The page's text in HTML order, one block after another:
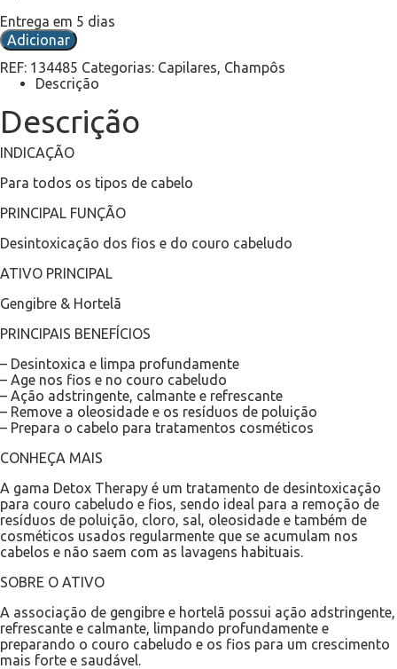
Entrega em 5 dias
Adicionar
REF: 134485 Categorias: Capilares, Champôs
Descrição
Descrição
INDICAÇÃO
Para todos os tipos de cabelo
PRINCIPAL FUNÇÃO
Desintoxicação dos fios e do couro cabeludo
ATIVO PRINCIPAL
Gengibre & Hortelã
PRINCIPAIS BENEFÍCIOS
– Desintoxica e limpa profundamente
– Age nos fios e no couro cabeludo
– Ação adstringente, calmante e refrescante
– Remove a oleosidade e os resíduos de poluição
– Prepara o cabelo para tratamentos cosméticos
CONHEÇA MAIS
A gama Detox Therapy é um tratamento de desintoxicação
para couro cabeludo e fios, sendo ideal para a remoção de
resíduos de poluição, cloro, sal, oleosidade e também de
cosméticos usados regularmente que se acumulam nos
cabelos e não saem com as lavagens habituais.
SOBRE O ATIVO
A associação de gengibre e hortelã possui ação adstringente,
refrescante e calmante, limpando profundamente e
preparando o couro cabeludo e os fios para um crescimento
mais forte e saudável.